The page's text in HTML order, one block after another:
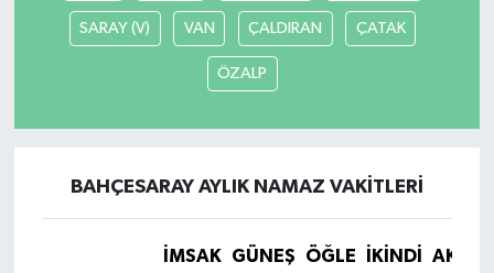
SARAY (V) VAN ÇALDIRAN ÇATAK
ÖZALP
BAHÇESARAY AYLIK NAMAZ VAKITLERI
İMSAK GÜNEŞ ÖĞLE İKINDI